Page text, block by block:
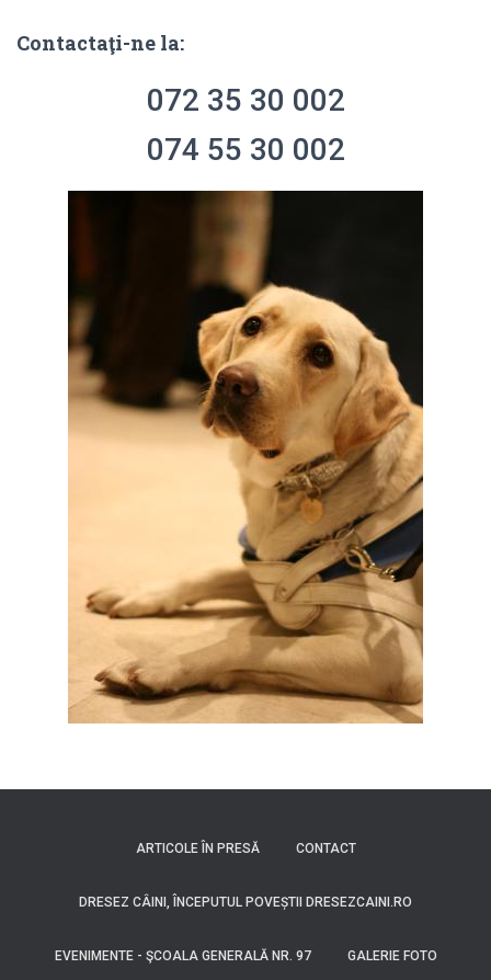
Contactaţi-ne la:
072 35 30 002
074 55 30 002
ARTICOLE ÎN PRESĂ CONTACT
DRESEZ CÂINI, ÎNCEPUTUL POVEȘTII DRESEZCAINI.RO
EVENIMENTE - ŞCOALA GENERALĂ NR. 97 GALERIE FOTO